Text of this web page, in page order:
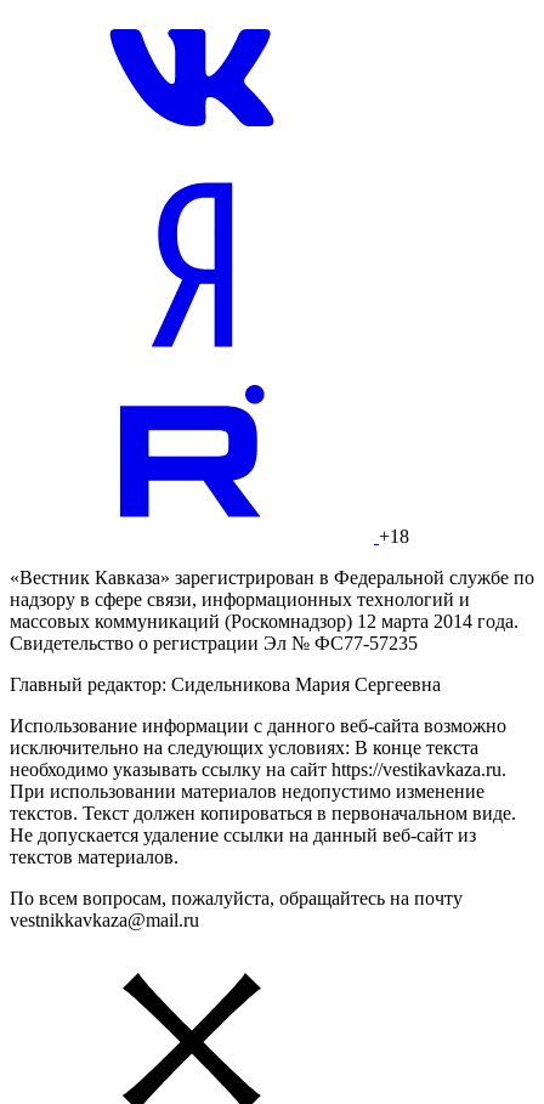
+18
«Вестник Кавказа» зарегистрирован в Федеральной службе по
надзору в сфере связи, информационных технологий и
массовых коммуникаций (Роскомнадзор) 12 марта 2014 года.
Свидетельство о регистрации Эл № ФС77-57235
Главный редактор: Сидельникова Мария Сергеевна
Использование информации с данного веб-сайта возможно
исключительно на следующих условиях: В конце текста
необходимо указывать ссылку на сайт https://vestikavkaza.ru.
При использовании материалов недопустимо изменение
текстов. Текст должен копироваться в первоначальном виде.
Не допускается удаление ссылки на данный веб-сайт из
текстов материалов.
По всем вопросам, пожалуйста, обращайтесь на почту
vestnikkavkaza@mail.ru